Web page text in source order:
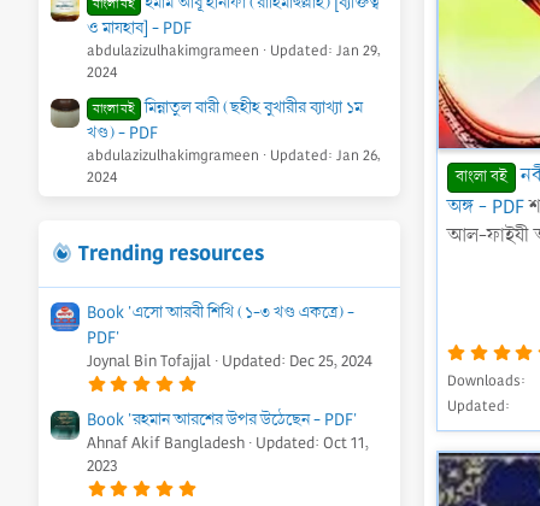
ও মাযহাব] - PDF
abdulazizulhakimgrameen Updated: Jan 29,
2024
বাংলা বই মিন্নাতুল বারী (ছহীহ বুখারীর ব্যাখ্যা ১ম
খণ্ড) - PDF
abdulazizulhakimgrameen Updated: Jan 26,
2024
Trending resources
Book 'এসো আরবী শিখি (১-৩ খণ্ড একত্রে) -
PDF'
Joynal Bin Tofajjal Updated: Dec 25, 2024
5
0
0
s
r
Book 'রহমান আরশের উপর উঠেছেন - PDF'
Ahnaf Akif Bangladesh Updated: Oct 11,
2023
5
বাংলা বই
অঙ্গ - PDF
আল-ফাইযী
Downloads
Updated